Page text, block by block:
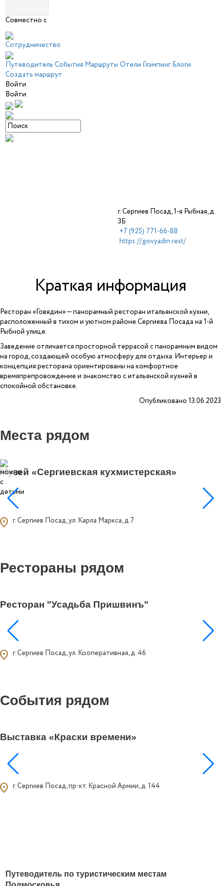
Совместно с
Сотрудничество
Путеводитель События Маршруты Отели Глэмпинг Блоги
Создать маршрут
Войти
Войти
г. Сергиев Посад, 1-я Рыбная, д.
3Б
+7 (925) 771-66-88
https://govyadin.rest/
Краткая информация
Ресторан «Говядин» — панорамный ресторан итальянской кухни,
расположенный в тихом и уютном районе Сергиева Посада на 1-й
Рыбной улице.
Заведение отличается просторной террасой с панорамным видом
на город, создающей особую атмосферу для отдыха. Интерьер и
концепция ресторана ориентированы на комфортное
времяпрепровождение и знакомство с итальянской кухней в
спокойной обстановке.
Опубликовано 13.06.2023
Места рядом
Музей «Сергиевская кухмистерская»
г. Сергиев Посад, ул. Карла Маркса, д.7
Рестораны рядом
Ресторан "Усадьба Пришвинъ"
г. Сергиев Посад, ул. Кооперативная, д. 46
События рядом
Выставка «Краски времени»
г. Сергиев Посад, пр-кт. Красной Армии, д. 144
Путеводитель по туристическим местам